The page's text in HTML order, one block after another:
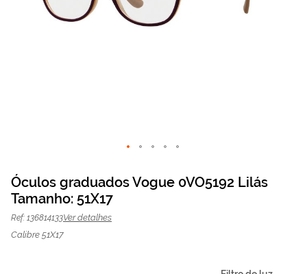
Óculos graduados
Vogue 0VO5192 Lilás |
Mais Optica
para
o
início
Galeria
de
Óculos graduados Vogue 0VO5192 Lilás
Tamanho: 51X17
Ref: 136814133Ver detalhes
Calibre 51X17